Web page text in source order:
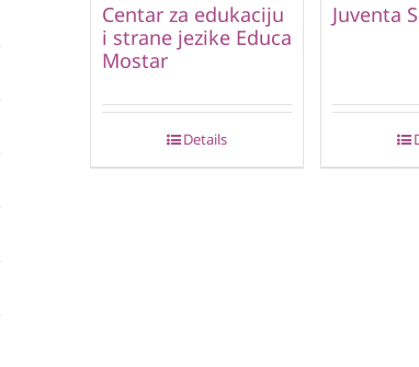
Centar za edukaciju
i strane jezike Educa
Mostar
Details
Juventa